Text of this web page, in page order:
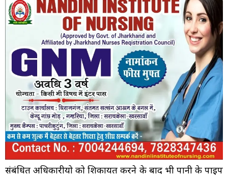
संबंधित अधिकारीयो को शिकायत करने के बाद भी पानी के पाइप